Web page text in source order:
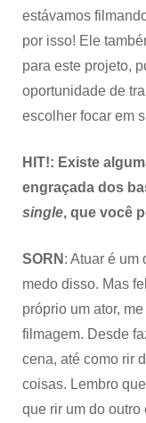
estávamos
por isso! Ele
para este projeto,
oportunidade de
escolher focar em
HIT!: Existe
engraçada dos
single, que você
SORN : Atuar é um
medo disso. Mas
próprio um ator,
filmagem. Desde
cena, até como rir
coisas. Lembro
que rir um do